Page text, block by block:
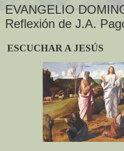
EVANGELIO
Reflexión de J.A.
ESCUCHAR A JESÚS